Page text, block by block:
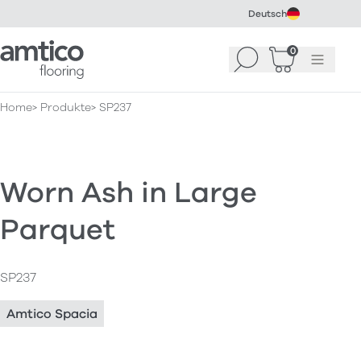
Deutsch
Amtico Flooring Suchen 0
WarenkorbMenü
Home Produkte SP237
Worn Ash in Large
Parquet
SP237
Amtico Spacia